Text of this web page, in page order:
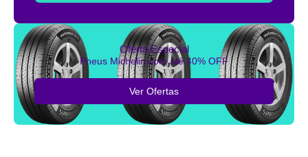
Oferta Especial
Pneus Michelin com até 40% OFF
Ver Ofertas